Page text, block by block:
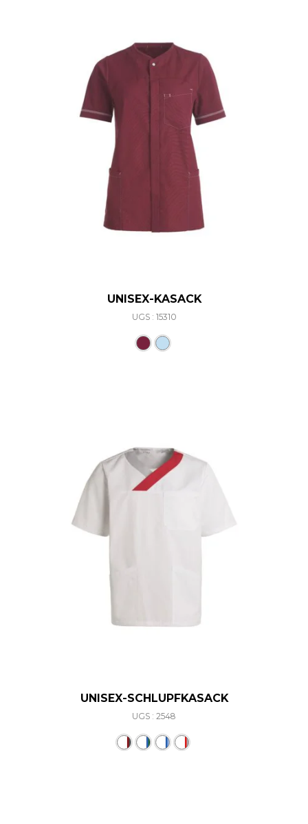
UNISEX-KASACK
UGS : 15310
UNISEX-SCHLUPFKASACK
UGS : 2548